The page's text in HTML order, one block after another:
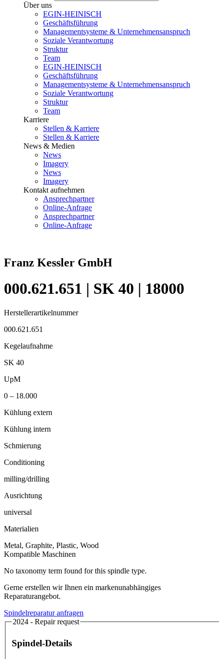
Über uns
EGIN-HEINISCH
Geschäftsführung
Managementsysteme & Unternehmensanspruch
Soziale Verantwortung
Struktur
Team
EGIN-HEINISCH
Geschäftsführung
Managementsysteme & Unternehmensanspruch
Soziale Verantwortung
Struktur
Team
Karriere
Stellen & Karriere
Stellen & Karriere
News & Medien
News
Imagery
News
Imagery
Kontakt aufnehmen
Ansprechpartner
Online-Anfrage
Ansprechpartner
Online-Anfrage
Franz Kessler GmbH
000.621.651 | SK 40 | 18000
Herstellerartikelnummer
000.621.651
Kegelaufnahme
SK 40
UpM
0 – 18.000
Kühlung extern
Kühlung intern
Schmierung
Conditioning
milling/drilling
Ausrichtung
universal
Materialien
Metal, Graphite, Plastic, Wood
Kompatible Maschinen
No taxonomy term found for this spindle type.
Gerne erstellen wir Ihnen ein markenunabhängiges
Reparaturangebot.
Spindelreparatur anfragen
2024 - Repair request
Spindel-Details